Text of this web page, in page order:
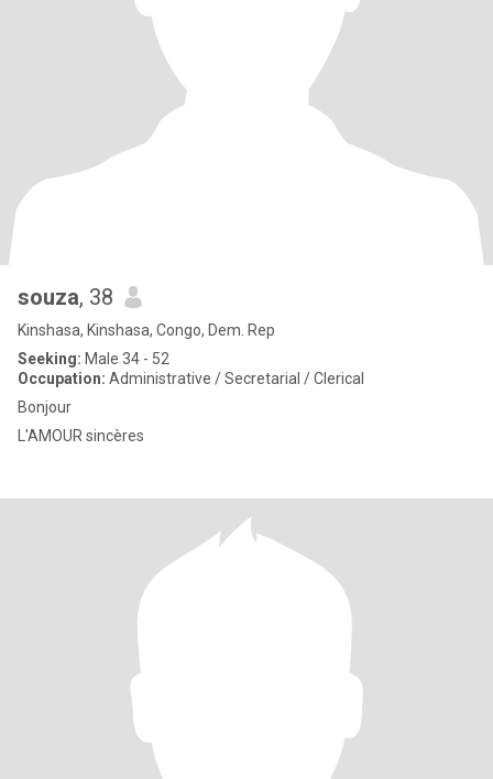
souza, 38
Kinshasa, Kinshasa, Congo, Dem. Rep
Seeking: Male 34 - 52
Occupation: Administrative / Secretarial / Clerical
Bonjour
L'AMOUR sincères